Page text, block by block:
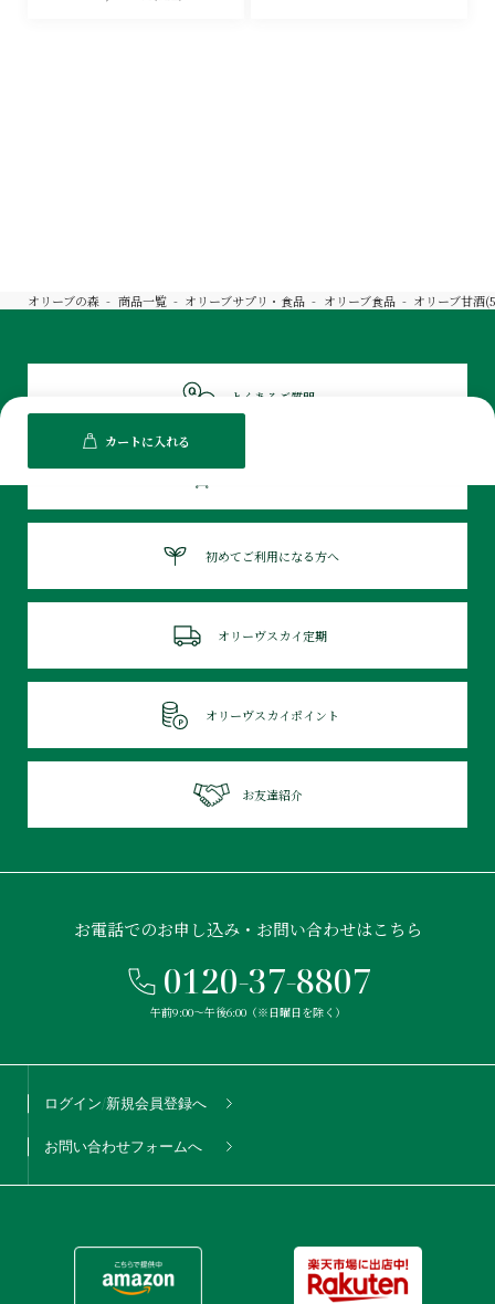
カートに入れる
オリーブの森 商品一覧 オリーブサプリ・食品 オリーブ食品 オリーブ甘酒
よくあるご質問
初めてご利用になる方へ
オリーヴスカイ定期
オリーヴスカイポイント
お友達紹介
お電話でのお申し込み・お問い合わせはこちら
0120-37-8807
午前9:00〜午後6:00（※日曜日を除く）
ログイン/新規会員登録へ
お問い合わせフォームへ